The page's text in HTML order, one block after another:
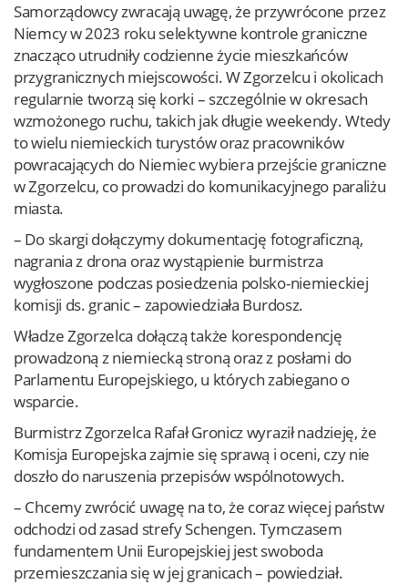
Samorządowcy zwracają uwagę, że przywrócone przez
Niemcy w 2023 roku selektywne kontrole graniczne
znacząco utrudniły codzienne życie mieszkańców
przygranicznych miejscowości. W Zgorzelcu i okolicach
regularnie tworzą się korki – szczególnie w okresach
wzmożonego ruchu, takich jak długie weekendy. Wtedy
to wielu niemieckich turystów oraz pracowników
powracających do Niemiec wybiera przejście graniczne
w Zgorzelcu, co prowadzi do komunikacyjnego paraliżu
miasta.
– Do skargi dołączymy dokumentację fotograficzną,
nagrania z drona oraz wystąpienie burmistrza
wygłoszone podczas posiedzenia polsko-niemieckiej
komisji ds. granic – zapowiedziała Burdosz.
Władze Zgorzelca dołączą także korespondencję
prowadzoną z niemiecką stroną oraz z posłami do
Parlamentu Europejskiego, u których zabiegano o
wsparcie.
Burmistrz Zgorzelca Rafał Gronicz wyraził nadzieję, że
Komisja Europejska zajmie się sprawą i oceni, czy nie
doszło do naruszenia przepisów wspólnotowych.
– Chcemy zwrócić uwagę na to, że coraz więcej państw
odchodzi od zasad strefy Schengen. Tymczasem
fundamentem Unii Europejskiej jest swoboda
przemieszczania się w jej granicach – powiedział.